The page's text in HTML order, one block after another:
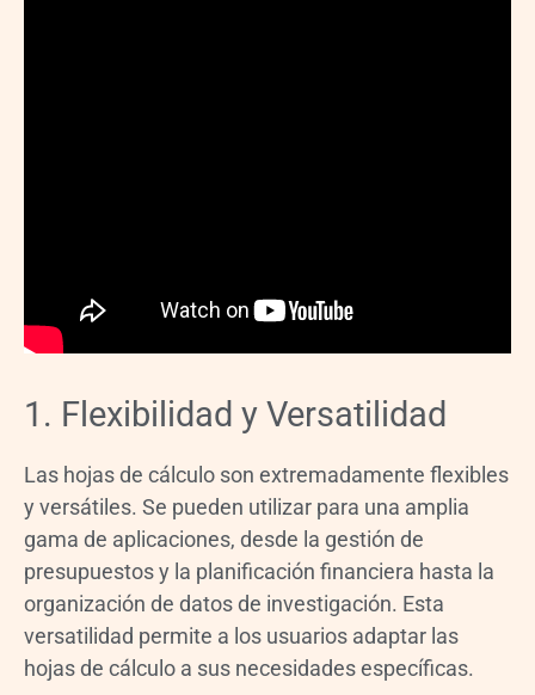
1. Flexibilidad y Versatilidad
Las hojas de cálculo son extremadamente flexibles
y versátiles. Se pueden utilizar para una amplia
gama de aplicaciones, desde la gestión de
presupuestos y la planificación financiera hasta la
organización de datos de investigación. Esta
versatilidad permite a los usuarios adaptar las
hojas de cálculo a sus necesidades específicas.